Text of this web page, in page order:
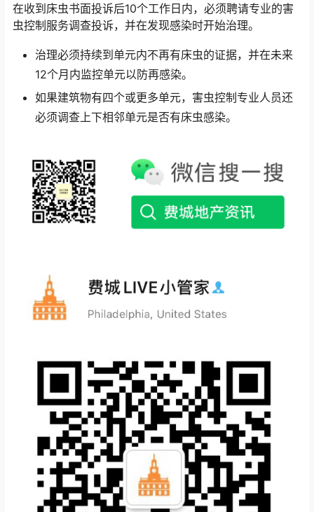
在收到床虫书面投诉后10个工作日内，必须聘请专业的害
虫控制服务调查投诉，并在发现感染时开始治理。
治理必须持续到单元内不再有床虫的证据，并在未来
12个月内监控单元以防再感染。
如果建筑物有四个或更多单元，害虫控制专业人员还
必须调查上下相邻单元是否有床虫感染。